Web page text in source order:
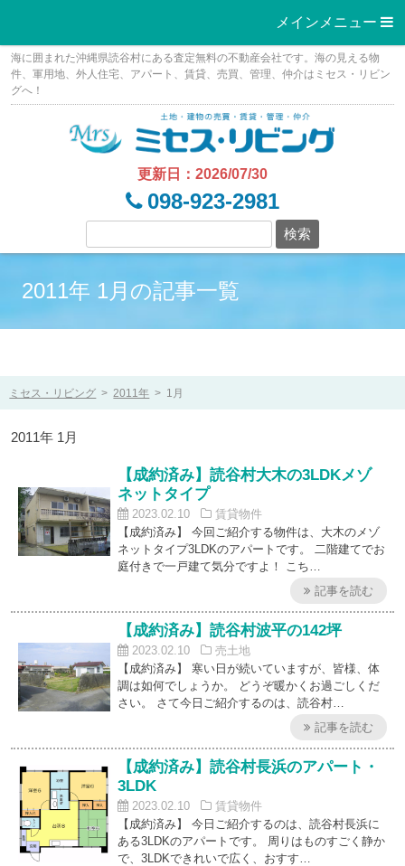
メインメニュー 
Skip
content
海に囲まれた沖縄県読谷村にある査定無料の不動産会社です。海の見える物
件、軍用地、外人住宅、アパート、賃貸、売買、管理、仲介はミセス・リビン
グへ！
更新日：2026/07/30
098-923-2981
2011年 1月の記事一覧
ミセス・リビング > 2011年 > 1月
2011年 1月
【成約済み】読谷村大木の3LDKメゾ
ネットタイプ
2023.02.10
賃貸物件
【成約済み】 今回ご紹介する物件は、大木のメゾ
ネットタイプ3LDKのアパートです。 二階建てでお
庭付きで一戸建て気分ですよ！ こち…
記事を読む
【成約済み】読谷村波平の142坪
2023.02.10
売土地
【成約済み】 寒い日が続いていますが、皆様、体
調は如何でしょうか。 どうぞ暖かくお過ごしくだ
さい。 さて今日ご紹介するのは、読谷村…
記事を読む
【成約済み】読谷村長浜のアパート・
3LDK
2023.02.10
賃貸物件
【成約済み】 今日ご紹介するのは、読谷村長浜に
ある3LDKのアパートです。 周りはものすごく静か
で、3LDKできれいで広く、おすす…